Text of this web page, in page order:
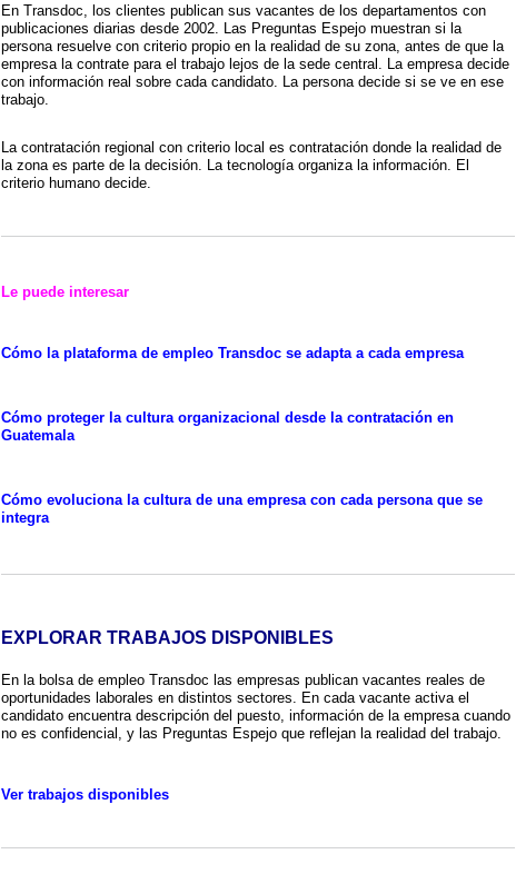
En Transdoc, los clientes publican sus vacantes de los departamentos con
publicaciones diarias desde 2002. Las Preguntas Espejo muestran si la
persona resuelve con criterio propio en la realidad de su zona, antes de que la
empresa la contrate para el trabajo lejos de la sede central. La empresa decide
con información real sobre cada candidato. La persona decide si se ve en ese
trabajo.
La contratación regional con criterio local es contratación donde la realidad de
la zona es parte de la decisión. La tecnología organiza la información. El
criterio humano decide.
Le puede interesar
Cómo la plataforma de empleo Transdoc se adapta a cada empresa
Cómo proteger la cultura organizacional desde la contratación en
Guatemala
Cómo evoluciona la cultura de una empresa con cada persona que se
integra
EXPLORAR TRABAJOS DISPONIBLES
En la bolsa de empleo Transdoc las empresas publican vacantes reales de
oportunidades laborales en distintos sectores. En cada vacante activa el
candidato encuentra descripción del puesto, información de la empresa cuando
no es confidencial, y las Preguntas Espejo que reflejan la realidad del trabajo.
Ver trabajos disponibles